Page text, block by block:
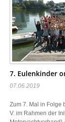
7. Eulenkinder
07.06.2019
Zum 7. Mal in Folge
V. im Rahmen der